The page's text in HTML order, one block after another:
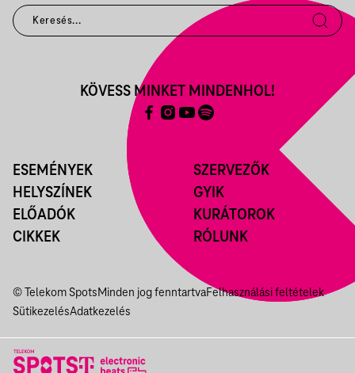
ESEMÉNYEK
HELYSZÍNEK
ELŐADÓK
CIKKEK
SZERVEZŐK
GYIK
KURÁTOROK
RÓLUNK
KÖVESS MINKET MINDENHOL!
© Telekom SpotsMinden jog fenntartvaFelhasználási feltételek
SütikezelésAdatkezelés